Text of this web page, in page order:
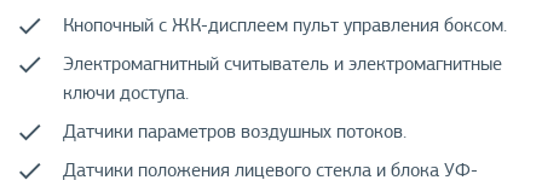
Кнопочный с ЖК-дисплеем пульт управления боксом.
Электромагнитный считыватель и электромагнитные
ключи доступа.
Датчики параметров воздушных потоков.
Датчики положения лицевого стекла и блока УФ-